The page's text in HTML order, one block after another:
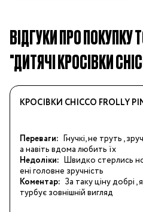
ВІДГУКИ ПРО ПОКУПКУ
"ДИТЯЧІ КРОСІВКИ
КРОСІВКИ CHICCO FROLLY
Переваги: Гнучкі, не труть ,
а навіть вдома любить їх
Недоліки: Швидко стерлись
ені головне зручність
Коментар: За таку ціну добрі ,
турбує зовнішній вигляд